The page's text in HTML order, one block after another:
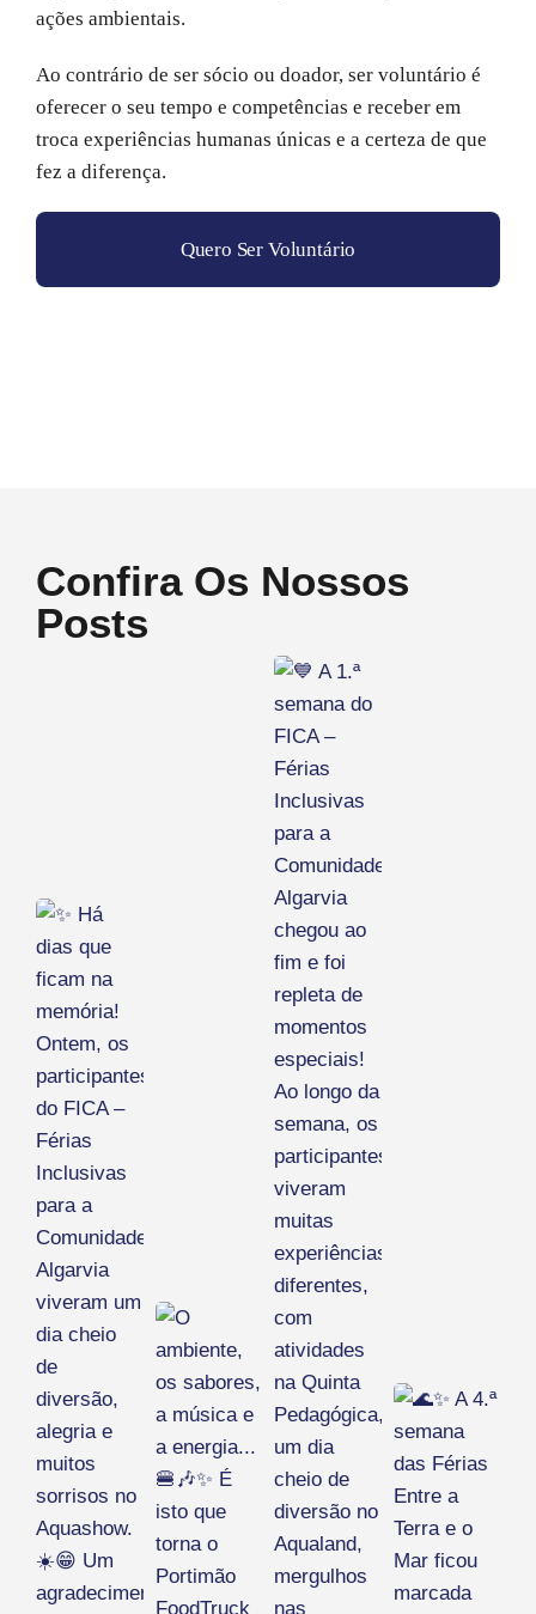
ações ambientais.
Ao contrário de ser sócio ou doador, ser voluntário é
oferecer o seu tempo e competências e receber em
troca experiências humanas únicas e a certeza de que
fez a diferença.
Quero Ser Voluntário
Confira Os Nossos
Posts